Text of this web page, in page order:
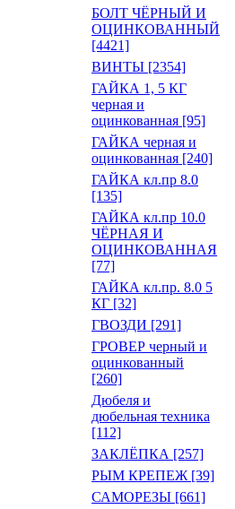
БОЛТ ЧЁРНЫЙ И
ОЦИНКОВАННЫЙ
[4421]
ВИНТЫ [2354]
ГАЙКА 1, 5 КГ
черная и
оцинкованная [95]
ГАЙКА черная и
оцинкованная [240]
ГАЙКА кл.пр 8.0
[135]
ГАЙКА кл.пр 10.0
ЧЁРНАЯ И
ОЦИНКОВАННАЯ
[77]
ГАЙКА кл.пр. 8.0 5
КГ [32]
ГВОЗДИ [291]
ГРОВЕР черный и
оцинкованный
[260]
Дюбеля и
дюбельная техника
[112]
ЗАКЛЁПКА [257]
РЫМ КРЕПЕЖ [39]
САМОРЕЗЫ [661]